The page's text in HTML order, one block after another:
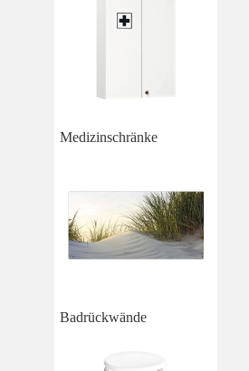
Medizinschränke
Badrückwände